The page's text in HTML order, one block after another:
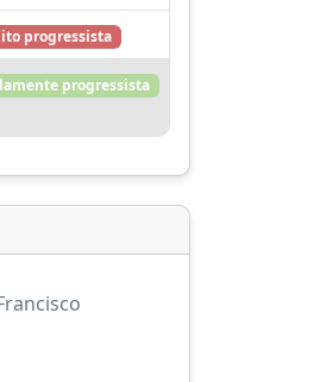
progressista
progressista